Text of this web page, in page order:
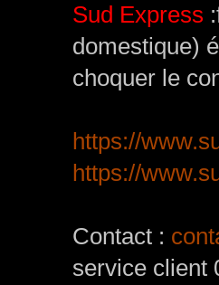
Sud Express
domestique)
choquer le
https://
https://
Contact :
service client